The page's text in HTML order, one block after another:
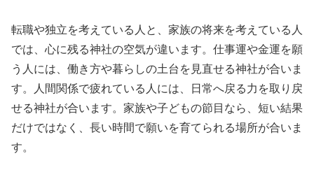
転職や独立を考えている人と、家族の将来を考えている人
では、心に残る神社の空気が違います。仕事運や金運を願
う人には、働き方や暮らしの土台を見直せる神社が合いま
す。人間関係で疲れている人には、日常へ戻る力を取り戻
せる神社が合います。家族や子どもの節目なら、短い結果
だけではなく、長い時間で願いを育てられる場所が合いま
す。